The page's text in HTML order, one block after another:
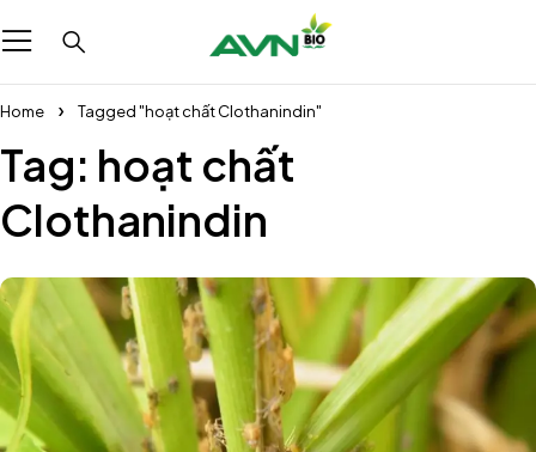
Home Tagged "hoạt chất Clothanindin"
Tag: hoạt chất
Clothanindin